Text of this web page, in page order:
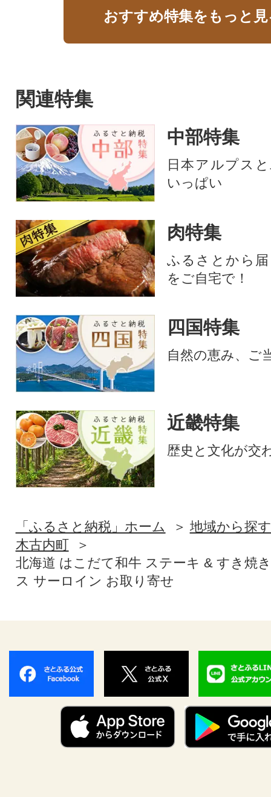
おすすめ特集をもっと
関連特集
中部特集
日本アルプス
いっぱい
肉特集
ふるさとから
をご自宅で！
四国特集
自然の恵み、ご
近畿特集
歴史と文化が交
「ふるさと納税」ホーム
地域から探す
木古内町
北海道 はこだて和牛 ステーキ & すき焼
ス サーロイン お取り寄せ